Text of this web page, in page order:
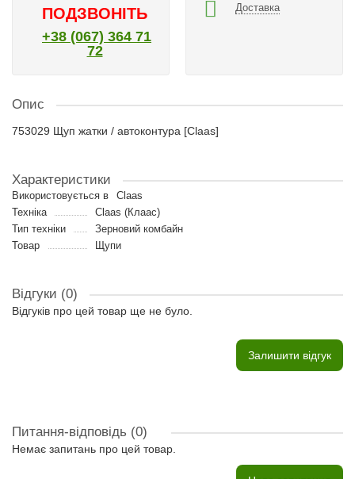
ПОДЗВОНІТЬ
+38 (067) 364 71
72
Доставка
Опис
753029 Щуп жатки / автоконтура [Claas]
Характеристики
Використовується в
Claas
Техніка
Claas (Клаас)
Тип техніки
Зерновий комбайн
Товар
Щупи
Відгуки (0)
Відгуків про цей товар ще не було.
Залишити відгук
Питання-відповідь (0)
Немає запитань про цей товар.